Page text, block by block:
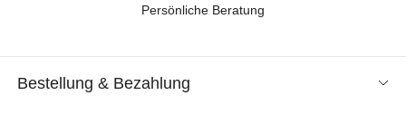
Persönliche Beratung
Bestellung & Bezahlung